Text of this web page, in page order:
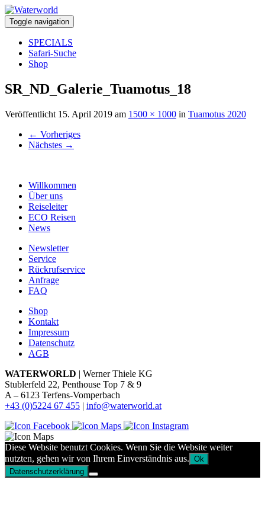
Toggle navigation
SPECIALS
Safari-Suche
Shop
SR_ND_Galerie_Tuamotus_18
Veröffentlicht 15. April 2019 am 1500 × 1000 in Tuamotus 2020
← Vorheriges
Nächstes →
Willkommen
Über uns
Reiseleiter
ECO Reisen
News
Newsletter
Service
Rückrufservice
Anfrage
FAQ
Shop
Kontakt
Impressum
Datenschutz
AGB
WATERWORLD | Werner Thiele KG
Stublerfeld 22, Penthouse Top 7 & 9
A – 6123 Terfens-Vomperbach
+43 (0)5224 67 455 | info@waterworld.at
Diese Website benutzt Cookies. Wenn Sie die Website weiter
nutzten, gehen wir von Ihrem Einverständnis aus. Ok
Datenschutzerklärung